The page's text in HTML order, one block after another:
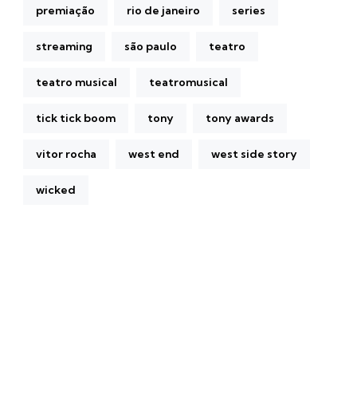
premiação rio de janeiro series
streaming são paulo teatro
teatro musical teatromusical
tick tick boom tony tony awards
vitor rocha west end west side story
wicked